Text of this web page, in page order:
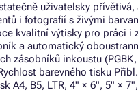
uživatelsky
i fotografií s živými
kvalitní výtisky pro práci
a automatický
zásobníků inkoustu
barevného tisku
A4, B5, LTR, 4" × 6", 5" ×